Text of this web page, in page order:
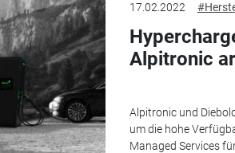
17.02.2022
Alpitronic
Alpitronic und
um die hohe
Managed Services